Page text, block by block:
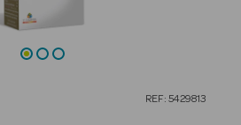
REF: 5429813